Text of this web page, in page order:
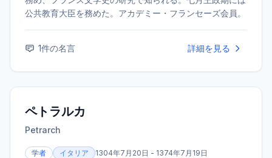
公共教育大臣を務めた。アカデミー・フランセーズ会員。
1件の名言 詳細を見る
ペトラルカ
Petrarch
学者 イタリア 1304年7月20日 - 1374年7月19日